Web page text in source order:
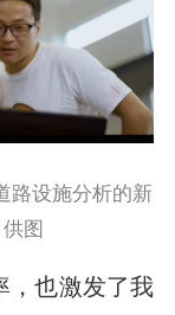
路设施分析的新
图
，也激发了我